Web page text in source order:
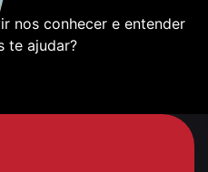
nos conhecer e entender
te ajudar?